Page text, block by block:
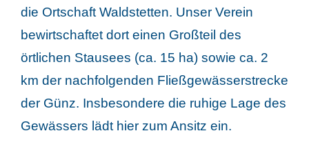
die Ortschaft Waldstetten. Unser Verein
bewirtschaftet dort einen Großteil des
örtlichen Stausees (ca. 15 ha) sowie ca. 2
km der nachfolgenden Fließgewässerstrecke
der Günz. Insbesondere die ruhige Lage des
Gewässers lädt hier zum Ansitz ein.